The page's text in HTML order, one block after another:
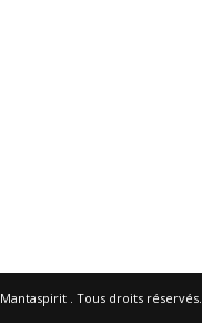
Mantaspirit. Tous droits réservés.